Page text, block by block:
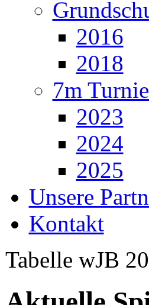
2016
2018
7m
2023
2024
2025
Unsere
Kontakt
Tabelle wJB